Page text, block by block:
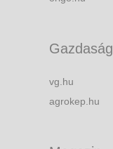
Gazdaság
vg.hu
agrokep.hu